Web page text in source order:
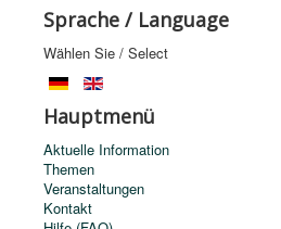
Sprache / Language
Wählen Sie / Select
Hauptmenü
Aktuelle Information
Themen
Veranstaltungen
Kontakt